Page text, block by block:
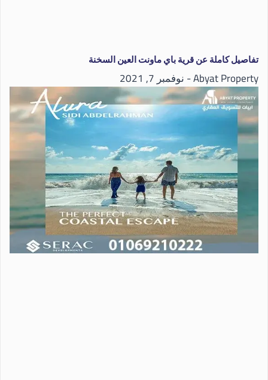
تفاصيل كاملة عن قرية باي ماونت العين السخنة
Abyat Property نوفمبر 7, 2021